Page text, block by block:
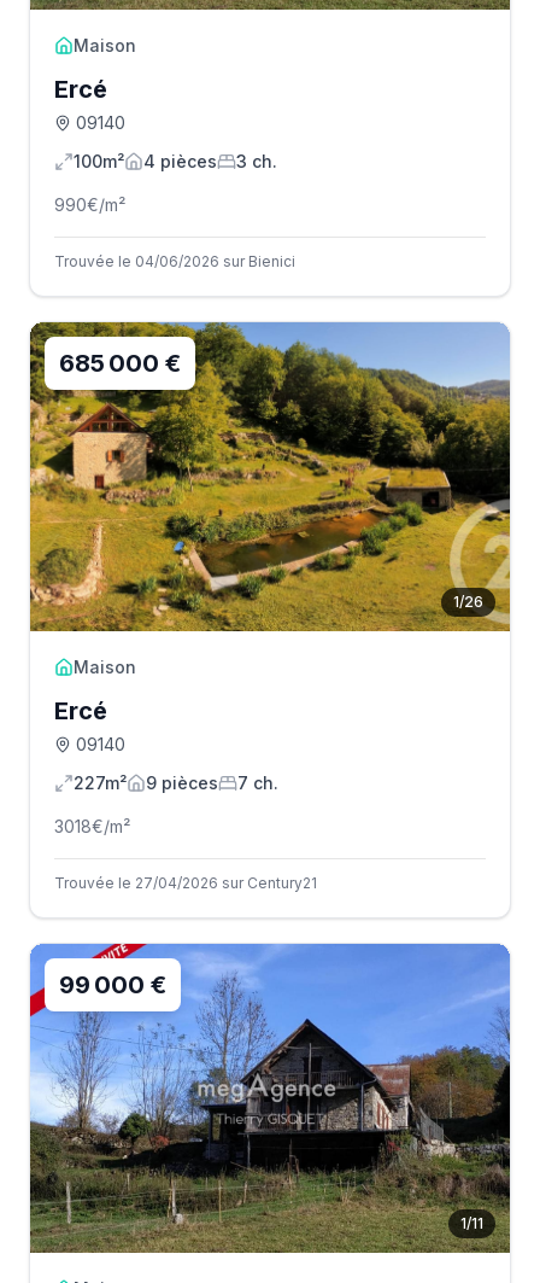
Maison
Ercé
09140
100m²
4 pièces 3 ch.
990€/m²
Trouvée le 04/06/2026 sur Bienici
1/26
685 000 €
Maison
Ercé
09140
227m²
9 pièces 7 ch.
3018€/m²
Trouvée le 27/04/2026 sur Century21
1/11
99 000 €